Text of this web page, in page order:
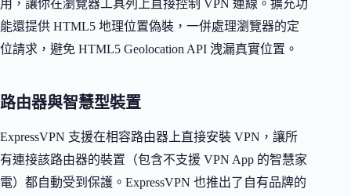
用，讓你在瀏覽器工具列上直接控制 VPN 連線。擴充功
能還提供 HTML5 地理位置偽裝，一併處理瀏覽器的定
位請求，避免 HTML5 Geolocation API 洩漏真實位置。
路由器與智慧型裝置
ExpressVPN 支援在相容路由器上直接安裝 VPN，讓所
有連接該路由器的裝置（包含不支援 VPN App 的智慧家
電）都自動受到保護。ExpressVPN 也推出了自有品牌的